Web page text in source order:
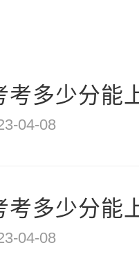
考多少分能
04-08
考多少分能
04-08